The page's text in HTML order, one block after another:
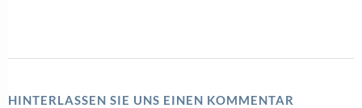
HINTERLASSEN SIE UNS EINEN KOMMENTAR